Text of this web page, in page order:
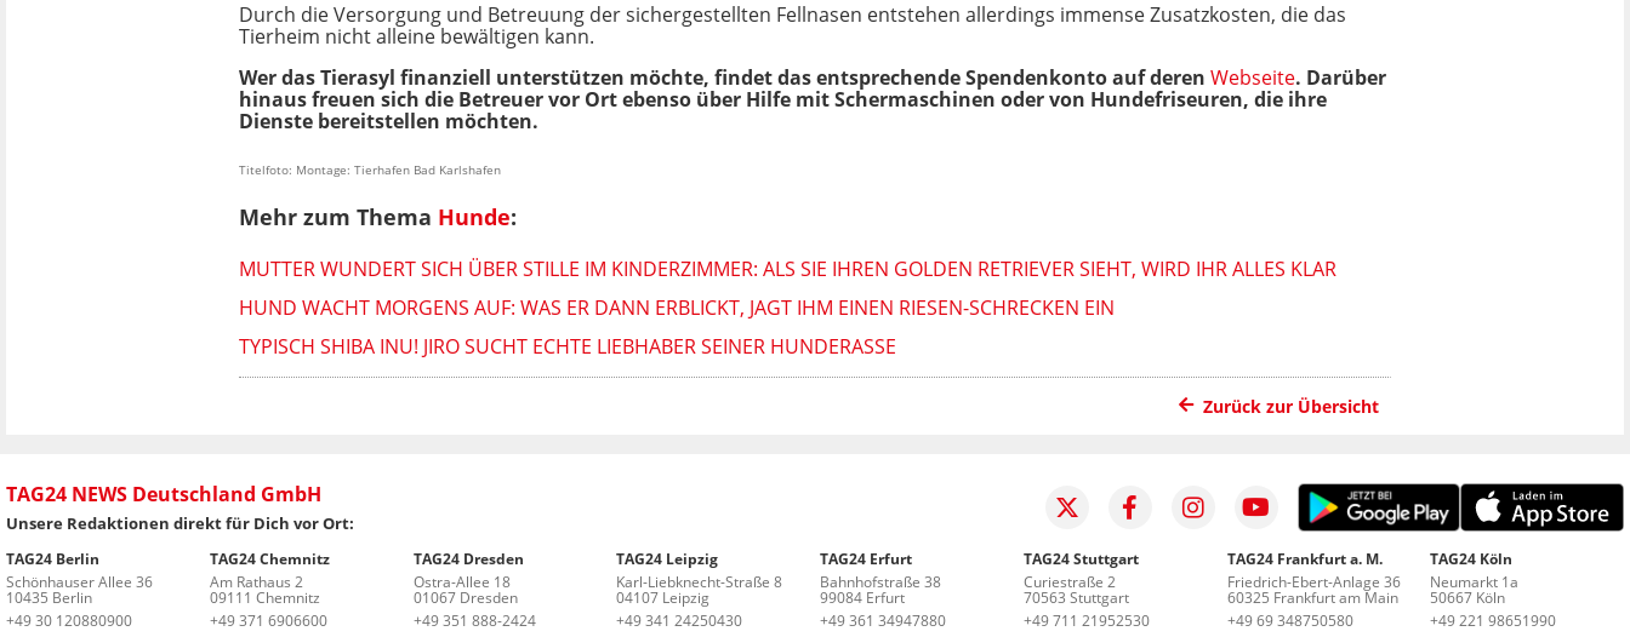
Durch die Versorgung und Betreuung der sichergestellten Fellnasen entstehen allerdings immense Zusatzkosten, die das
Tierheim nicht alleine bewältigen kann.
Wer das Tierasyl finanziell unterstützen möchte, findet das entsprechende Spendenkonto auf deren Webseite. Darüber
hinaus freuen sich die Betreuer vor Ort ebenso über Hilfe mit Schermaschinen oder von Hundefriseuren, die ihre
Dienste bereitstellen möchten.
Titelfoto: Montage: Tierhafen Bad Karlshafen
Mehr zum Thema Hunde:
MUTTER WUNDERT SICH ÜBER STILLE IM KINDERZIMMER: ALS SIE IHREN GOLDEN RETRIEVER SIEHT, WIRD IHR ALLES KLAR
HUND WACHT MORGENS AUF: WAS ER DANN ERBLICKT, JAGT IHM EINEN RIESEN-SCHRECKEN EIN
TYPISCH SHIBA INU! JIRO SUCHT ECHTE LIEBHABER SEINER HUNDERASSE
Zurück zur Übersicht
TAG24 NEWS Deutschland GmbH
Unsere Redaktionen direkt für Dich vor Ort:
TAG24 Berlin
Schönhauser Allee 36
10435 Berlin
+49 30 120880900
TAG24 Chemnitz
Am Rathaus 2
09111 Chemnitz
+49 371 6906600
TAG24 Dresden
Ostra-Allee 18
01067 Dresden
+49 351 888-2424
TAG24 Leipzig
Karl-Liebknecht-Straße 8
04107 Leipzig
+49 341 24250430
TAG24 Erfurt
Bahnhofstraße 38
99084 Erfurt
+49 361 34947880
TAG24 Stuttgart
Curiestraße 2
70563 Stuttgart
+49 711 21952530
TAG24 Frankfurt a. M.
Friedrich-Ebert-Anlage 36
60325 Frankfurt am Main
+49 69 348750580
TAG24 Köln
Neumarkt 1a
50667 Köln
+49 221 98651990